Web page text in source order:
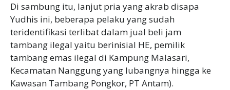
Di sambung itu, lanjut pria yang akrab disapa
Yudhis ini, beberapa pelaku yang sudah
teridentifikasi terlibat dalam jual beli jam
tambang ilegal yaitu berinisial HE, pemilik
tambang emas ilegal di Kampung Malasari,
Kecamatan Nanggung yang lubangnya hingga ke
Kawasan Tambang Pongkor, PT Antam).